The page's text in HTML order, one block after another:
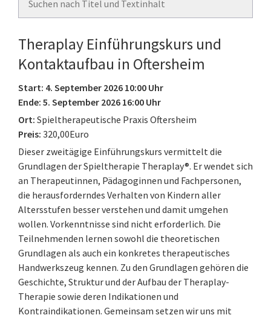
Theraplay Einführungskurs und
Kontaktaufbau in Oftersheim
Start: 4. September 2026 10:00 Uhr
Ende: 5. September 2026 16:00 Uhr
Ort: Spieltherapeutische Praxis Oftersheim
Preis: 320,00Euro
Dieser zweitägige Einführungskurs vermittelt die
Grundlagen der Spieltherapie Theraplay®. Er wendet sich
an Therapeutinnen, Pädagoginnen und Fachpersonen,
die herausforderndes Verhalten von Kindern aller
Altersstufen besser verstehen und damit umgehen
wollen. Vorkenntnisse sind nicht erforderlich. Die
Teilnehmenden lernen sowohl die theoretischen
Grundlagen als auch ein konkretes therapeutisches
Handwerkszeug kennen. Zu den Grundlagen gehören die
Geschichte, Struktur und der Aufbau der Theraplay-
Therapie sowie deren Indikationen und
Kontraindikationen. Gemeinsam setzen wir uns mit